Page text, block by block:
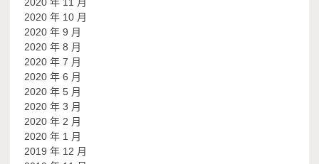
2020 年 10 月
2020 年 9 月
2020 年 8 月
2020 年 7 月
2020 年 6 月
2020 年 5 月
2020 年 3 月
2020 年 2 月
2020 年 1 月
2019 年 12 月